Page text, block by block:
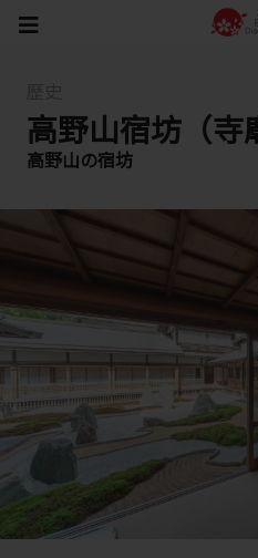
高野山宿坊（寺
高野山の宿坊